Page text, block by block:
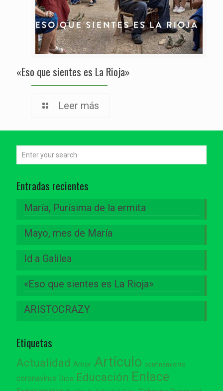
«Eso que sientes es La Rioja»
Leer más
Entradas recientes
María, Purísima de la ermita
Mayo, mes de María
Id a Galilea
«Eso que sientes es La Rioja»
ARISTOCRAZY
Etiquetas
Actualidad Amor Artículo confinamiento
coronavirus Dios Educación Enlace